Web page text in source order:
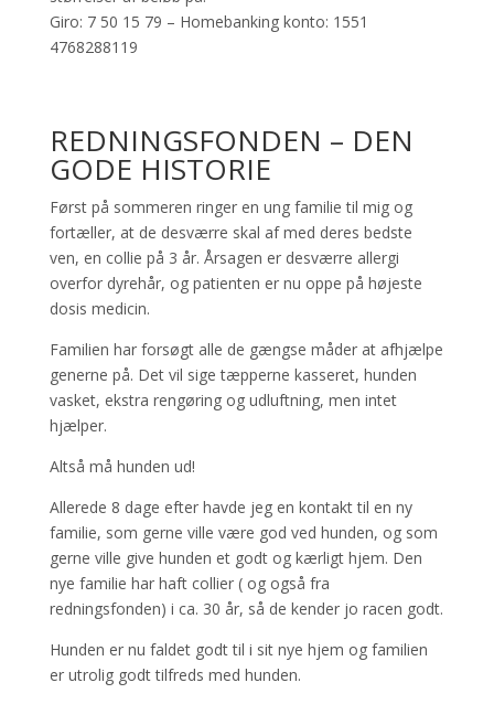
Giro: 7 50 15 79 – Homebanking konto: 1551
4768288119
REDNINGSFONDEN – DEN
GODE HISTORIE
Først på sommeren ringer en ung familie til mig og
fortæller, at de desværre skal af med deres bedste
ven, en collie på 3 år. Årsagen er desværre allergi
overfor dyrehår, og patienten er nu oppe på højeste
dosis medicin.
Familien har forsøgt alle de gængse måder at afhjælpe
generne på. Det vil sige tæpperne kasseret, hunden
vasket, ekstra rengøring og udluftning, men intet
hjælper.
Altså må hunden ud!
Allerede 8 dage efter havde jeg en kontakt til en ny
familie, som gerne ville være god ved hunden, og som
gerne ville give hunden et godt og kærligt hjem. Den
nye familie har haft collier ( og også fra
redningsfonden) i ca. 30 år, så de kender jo racen godt.
Hunden er nu faldet godt til i sit nye hjem og familien
er utrolig godt tilfreds med hunden.